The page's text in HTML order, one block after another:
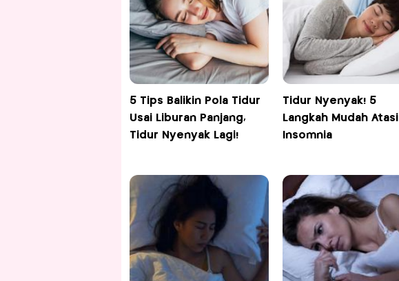
5 Tips Balikin Pola Tidur
Usai Liburan Panjang,
Tidur Nyenyak Lagi!
Tidur Nyenyak! 5
Langkah Mudah Atasi
Insomnia